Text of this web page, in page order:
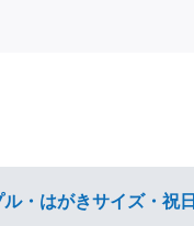
・はがきサイズ・祝日